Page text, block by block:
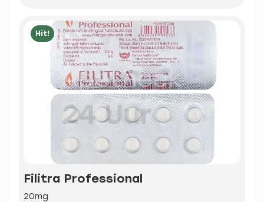
Hit!
Filitra Professional
20mg